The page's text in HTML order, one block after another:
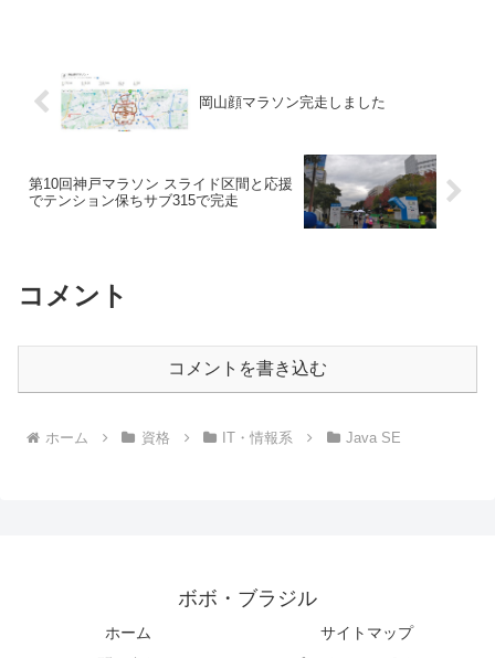
岡山顔マラソン完走しました
第10回神戸マラソン スライド区間と応援
でテンション保ちサブ315で完走
コメント
コメントを書き込む
ホーム 資格 IT・情報系 Java SE
ボボ・ブラジル
ホーム
サイトマップ